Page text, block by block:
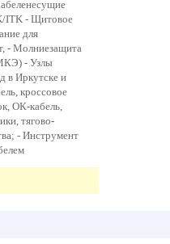
ITK - Щитовое
для
- Молниезащита
- Узлы
в Иркутске и
кроссовое
ОК-кабель,
тягово-
- Инструмент